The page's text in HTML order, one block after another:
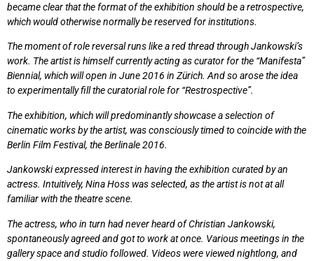
became clear that the format of the exhibition should be a retrospective,
which would otherwise normally be reserved for institutions.
The moment of role reversal runs like a red thread through Jankowski’s
work. The artist is himself currently acting as curator for the “Manifesta”
Biennial, which will open in June 2016 in Zürich. And so arose the idea
to experimentally fill the curatorial role for “Restrospective”.
The exhibition, which will predominantly showcase a selection of
cinematic works by the artist, was consciously timed to coincide with the
Berlin Film Festival, the Berlinale 2016.
Jankowski expressed interest in having the exhibition curated by an
actress. Intuitively, Nina Hoss was selected, as the artist is not at all
familiar with the theatre scene.
The actress, who in turn had never heard of Christian Jankowski,
spontaneously agreed and got to work at once. Various meetings in the
gallery space and studio followed. Videos were viewed nightlong, and